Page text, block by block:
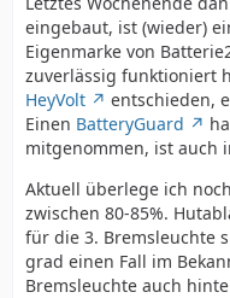
eingebaut, ist (wieder)
Eigenmarke von
zuverlässig funktioniert
HeyVolt
entschieden,
Einen BatteryGuard
mitgenommen, ist auch
Aktuell überlege ich
zwischen 80-85%.
für die 3. Bremsleuchte
grad einen Fall im
Bremsleuchte auch